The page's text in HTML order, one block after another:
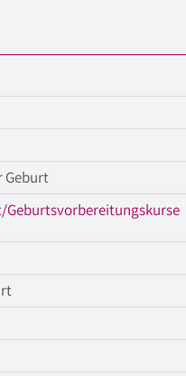
Geburt
Geburtsvorbereitungskurse